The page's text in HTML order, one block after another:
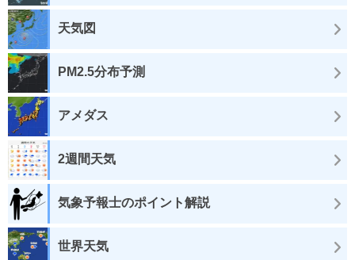
天気図
PM2.5分布予測
アメダス
2週間天気
気象予報士のポイント解説
世界天気